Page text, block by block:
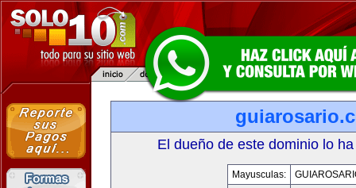
El dueño de este dominio lo
Mayusculas: